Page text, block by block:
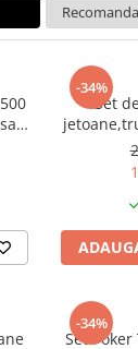
-34%
Set
-34%
Set